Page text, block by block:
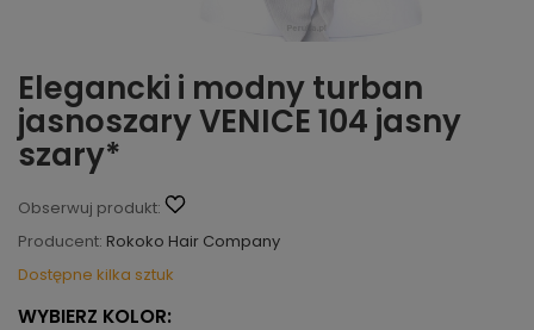
Elegancki i modny turban
jasnoszary VENICE 104 jasny
szary*
Obserwuj produkt:
Producent: Rokoko Hair Company
Dostępne kilka sztuk
WYBIERZ KOLOR: